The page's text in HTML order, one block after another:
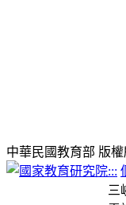
中華民國教育部 版權
:::
三